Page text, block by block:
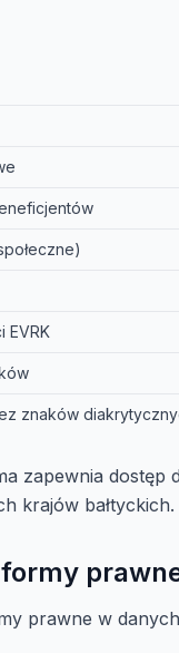
EVRK
znaków
zapewnia dostęp
krajów bałtyckich.
prawne w